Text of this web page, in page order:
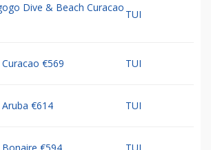
Dive & Beach Curacao
TUI
€569 TUI
€614 TUI